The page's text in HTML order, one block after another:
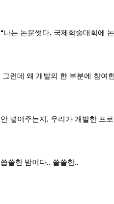
“나는 논문썻다. 국제학술대회에
그런데 왜 개발의 한 부분에 참여
안 넣어주는지. 우리가 개발한 프
씁쓸한 밤이다.. 쓸쓸한..